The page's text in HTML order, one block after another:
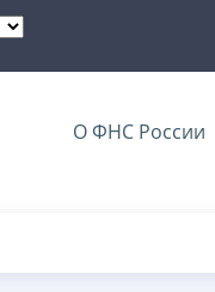
О ФНС России